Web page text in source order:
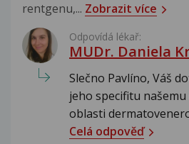
rentgenu,... Zobrazit více
Odpovídá lékař:
MUDr. Daniela
Slečno Pavlíno, Váš
jeho specifitu
oblasti
Celá odpověď